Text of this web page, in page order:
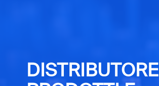
DISTRIBUTORE